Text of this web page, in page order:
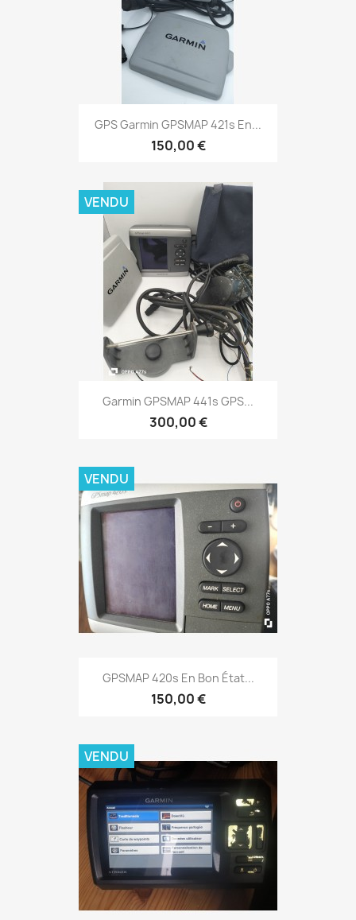
Aperçu rapide
GPS Garmin GPSMAP 421s En...
150,00 €
Aperçu rapide
Garmin GPSMAP 441s GPS...
300,00 €
VENDU
Aperçu rapide
GPSMAP 420s En Bon État...
150,00 €
VENDU
VENDU